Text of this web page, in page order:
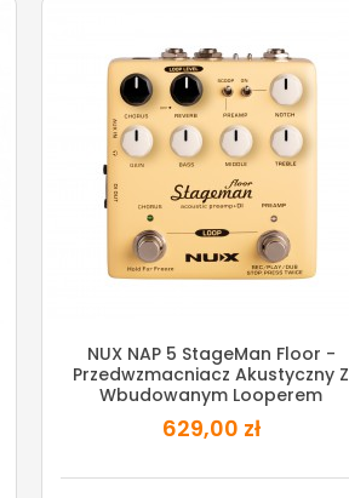
NUX NAP 5 StageMan Floor -
Przedwzmacniacz Akustyczny Z
Wbudowanym Looperem
629,00 zł